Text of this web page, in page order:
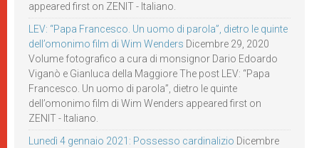
appeared first on ZENIT - Italiano.
LEV: “Papa Francesco. Un uomo di parola”, dietro le quinte
dell’omonimo film di Wim Wenders Dicembre 29, 2020
Volume fotografico a cura di monsignor Dario Edoardo
Viganò e Gianluca della Maggiore The post LEV: “Papa
Francesco. Un uomo di parola”, dietro le quinte
dell’omonimo film di Wim Wenders appeared first on
ZENIT - Italiano.
Lunedì 4 gennaio 2021: Possesso cardinalizio Dicembre